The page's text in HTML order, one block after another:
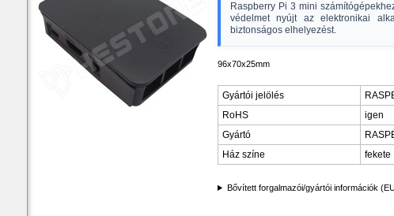
Raspberry Pi 3 mini
védelmet nyújt az elektronikai
biztonságos elhelyezést.
96x70x25mm
Gyártói jelölés
RoHS
igen
Gyártó
Ház színe
fekete
Bővített forgalmazói/gyártói információk